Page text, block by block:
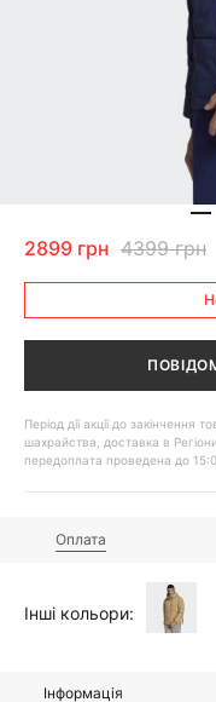
2899 грн 4399 грн
Період дії акції до закінчення
шахрайства, доставка в
передоплата проведена до
Оплата
Інші кольори:
Інформація